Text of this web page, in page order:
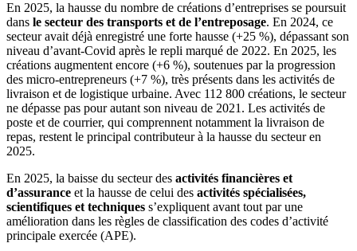
En 2025, la hausse du nombre de créations d’entreprises se poursuit
dans le secteur des transports et de l’entreposage. En 2024, ce
secteur avait déjà enregistré une forte hausse (+25 %), dépassant son
niveau d’avant‑Covid après le repli marqué de 2022. En 2025, les
créations augmentent encore (+6 %), soutenues par la progression
des micro‑entrepreneurs (+7 %), très présents dans les activités de
livraison et de logistique urbaine. Avec 112 800 créations, le secteur
ne dépasse pas pour autant son niveau de 2021. Les activités de
poste et de courrier, qui comprennent notamment la livraison de
repas, restent le principal contributeur à la hausse du secteur en
2025.
En 2025, la baisse du secteur des activités financières et
d’assurance et la hausse de celui des activités spécialisées,
scientifiques et techniques s’expliquent avant tout par une
amélioration dans les règles de classification des codes d’activité
principale exercée (APE).